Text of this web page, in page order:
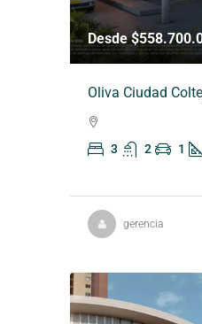
Desde
Oliva Ciudad
3 2 1
gerencia